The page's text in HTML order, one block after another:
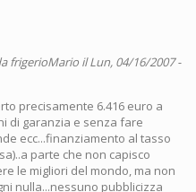
frigerioMario il Lun, 04/16/2007 -
precisamente 6.416 euro a
di garanzia e senza fare
ecc...finanziamento al tasso
parte che non capisco
le migliori del mondo, ma non
nulla...nessuno pubblicizza